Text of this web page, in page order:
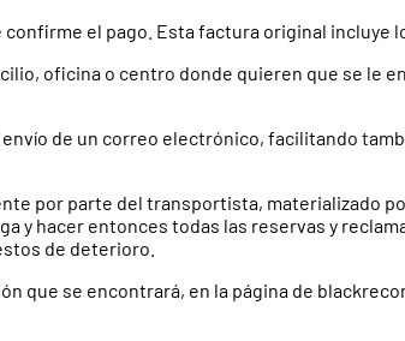
el pago. Esta factura original incluye
oficina o centro donde quieren que se le
de un correo electrónico, facilitando
por parte del transportista, materializado
hacer entonces todas las reservas y
de deterioro.
que se encontrará, en la página de